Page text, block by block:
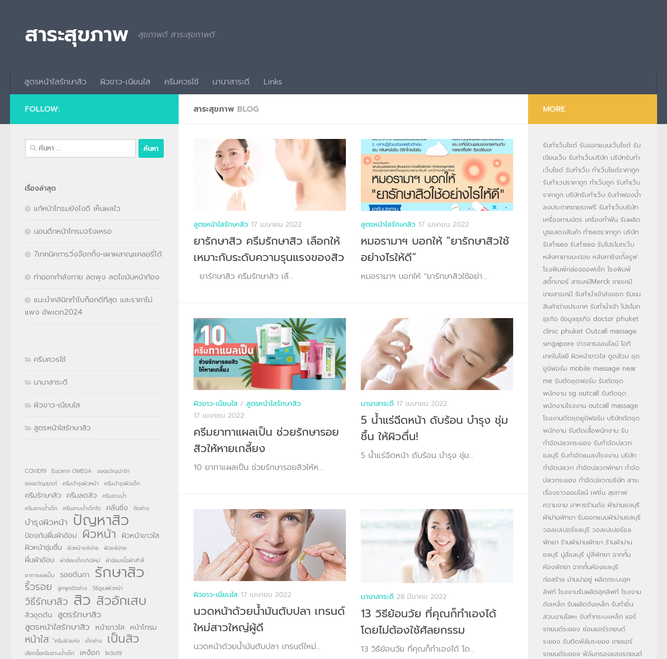
สาระสุขภาพ สุขภาพดี สาระสุขภาพดี
สูตรหน้าใสรักษาสิว ผิวขาว-เนียนใส ครีมควรใช้ นานาสาระดี Links
สาระสุขภาพ BLOG
สูตรหน้าใสรักษาสิว 17 เมษายน 2022
ยารักษาสิว ครีมรักษาสิว เลือกให้
เหมาะกับระดับความรุนแรงของสิว
ยารักษาสิว ครีมรักษาสิว เลื...
สูตรหน้าใสรักษาสิว 17 เมษายน 2022
หมอรามาฯ บอกให้ “ยารักษาสิวใช้
อย่างไรให้ดี”
หมอรามาฯ บอกให้ “ยารักษาสิวใช้อย่า...
ผิวขาว-เนียนใส / สูตรหน้าใสรักษาสิว
17 เมษายน 2022
ครีมยาทาแผลเป็น ช่วยรักษารอย
สิวให้หายเกลี้ยง
10 ยาทาแผลเป็น ช่วยรักษารอยสิวให้ห...
นานาสาระดี 17 เมษายน 2022
5 น้ำแร่ฉีดหน้า ดับร้อน บำรุง ชุ่ม
ชื้น ให้ผิวตื่น!
5 น้ำแร่ฉีดหน้า ดับร้อน บำรุง ชุ่ม...
ผิวขาว-เนียนใส 17 เมษายน 2022
นวดหน้าด้วยน้ำมันตับปลา เทรนด์
ใหม่สาวใหญ่ผู้ดี
นวดหน้าด้วยน้ำมันตับปลา เทรนด์ใหม่...
นานาสาระดี 28 มีนาคม 2022
13 วิธีย้อนวัย ที่คุณก็ทำเองได้
โดยไม่ต้องใช้ศัลยกรรม
13 วิธีย้อนวัย ที่คุณก็ทำเองได้ โด...
FOLLOW:
ค้นหา
สำหรับ:
เรื่องล่าสุด
แก้หน้าโทรมยังไงดี เห็นผลไว
นอนดึกหน้าโทรมจริงเหรอ
7เทคนิคการวิ่งจ๊อกกิ้ง-เผาผลาญแคลอรี่ได้
ท่าออกกำลังกาย ลดพุง ลดไขมันหน้าท้อง
แนะนำคลินิกทำโบท็อกดีทีสุด และราคาไม่
แพง อัพเดท2024
ครีมควรใช้
นานาสาระดี
ผิวขาว-เนียนใส
สูตรหน้าใสรักษาสิว
COVID19 Eucerin OMEGA
ของขวัญน่ารัก
ของขวัญสุดเก๋
ครีมบำรุงผิวหน้า ครีมบำรุงผิวเด็ก
ครีมรักษาสิว ครีมลดสิว
ครีมอาบน้ำ
ครีมอาบน้ำเด็ก
ครีมอาบน้ำเด็กโต คลีนซิ่ง ติดอ่าง
บำรุงผิวหน้า ปัญหาสิว
ป้องกันผื่นผ้าอ้อม ผิวหน้า ผิวหน้าขาวใส
ผิวหน้าชุ่มชื่น
ผิวหน้าแพ้ง่าย ผิวแพ้ง่าย
ผื่นผ้าอ้อม ผ้าอ้อมเด็กเกิดใหม่
ผ้าอ้อมเนื้อผ้าสำลี
ยาทาแผลเป็น
รอยตีนกา รักษาสิว
ริ้วรอย ลูกพูดติดอ่าง วิธีดูแลผิวหน้า
วิธีรักษาสิว สิว สิวอักเสบ
สิวอุดตัน สูตรรักษาสิว
สูตรหน้าใสรักษาสิว หน้าขาวใส หน้าโทรม
หน้าใส ึครีมผิวแห้ง เด็กอ่าง เป็นสิว
เลือกซื้อครีมอาบน้ำเด็ก เหงือก โควิด19
MORE
รับทำเว็บไซต์ รับออกแบบเว็บไซต์ รับ
เขียนเว็บ รับทำเว็บบริษัท บริษัทรับทำ
เว็บไซต์ รับทำเว็บ ทำเว็บไซต์ราคาถูก
รับทำเวปราคาถูก ทำเว็บถูก รับทำเว็บ
ราคาถูก บริษัทรับทำเว็บ รับทำฟองน้ำ
ลงประกาศขายรถฟรี รับทำเว็บบริษัท
เครื่องทาบบัตร เครื่องทำฟัน รับผลิต
บูธแสดงสินค้า ทำseoราคาถูก บริษัท
รับทำseo รับทำseo รับโปรโมทเว็บ
หลังคายางมะตอย หลังคาชิงเกิ้ลรูฟ
โรงพิมพ์กล่องออฟเซ็ท โรงพิมพ์
สติ๊กเกอร์ สารเคมีMerck ขายเคมี
ขายสารเคมี รับทำนำเข้าส่งออก รับขน
สินค้าต่างประเทศ รับทำนำเข้า โปรโมท
ธุรกิจ ข้อมูลธุรกิจ doctor phuket
clinic phuket Outcall massage
singapore ข่าวสารออนไลน์ ไอที
เทคโนโลยี ผิวหน้าขาวใส ดูดส้วม ชุด
ยูนิฟอร์ม mobile massage near
me รับตัดชุดฟอร์ม รับตัดชุด
พนักงาน sg outcall รับตัดชุด
พนักงานโรงงาน outcall massage
โรงงานตัดชุดยูนิฟอร์ม บริษัทตัดชุด
พนักงาน รับตัดเสื้อพนักงาน รับ
กำจัดปลวกระยอง รับกำจัดปลวก
ชลบุรี รับกำจัดแมลงโรงงาน บริษัท
กำจัดปลวก กำจัดปลวกพัทยา กำจัด
ปลวกระยอง กำจัดปลวกบริษัท สาระ
เรื่องราวออนไลน์ เฟชั่น สุขภาพ
ความงาม อาหารร้านดัง ผ้าม่านชลบุรี
ผ้าม่านพัทยา รับออกแบบผ้าม่านชลบุรี
วอลเปเปอร์ชลบุรี วอลเปเปอร์ชล
พัทยา ร้านผ้าม่านพัทยา ร้านผ้าม่าน
ชลบุรี มู่ลี่ชลบุรี มู่ลี่พัทยา ฉากกั้น
ห้องพัทยา ฉากกั้นห้องชลบุรี
ก่อสร้าง บ้านน่าอยู่ ผลิตกระบะฮุค
ลิฟท์ โรงงานรับผลิตฮุคลิฟท์ โรงงาน
ถังเหล็ก รับผลิตถังเหล็ก รับทำชิ้น
ส่วนงานโลหะ รับทำกระบะเหล็ก แอร์
รถยนต์ระยอง ซ่อมแอร์รถยนต์
ระยอง รับติดฟิล์มระยอง ขายแอร์
รถยนต์ระยอง ฟิล์มกรองแสงรถยนต์